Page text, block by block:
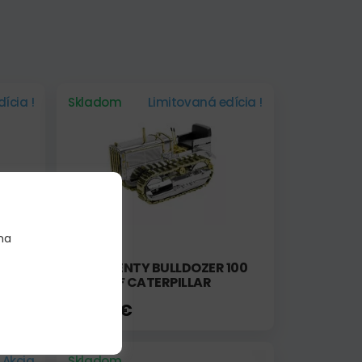
! Skladom Limitovaná edícia !
CAT TWENTY BULLDOZER 100
YEARS OF CATERPILLAR
378,00 €